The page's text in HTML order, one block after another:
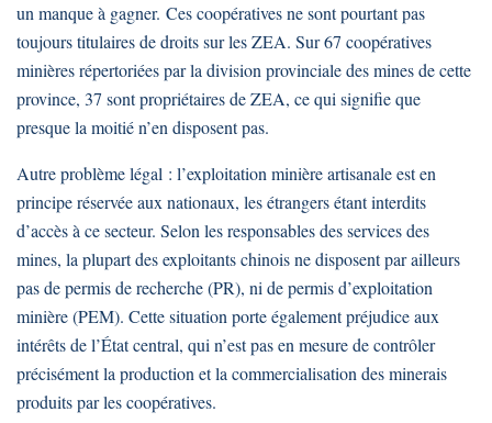
un manque à gagner. Ces coopératives ne sont pourtant pas
toujours titulaires de droits sur les ZEA. Sur 67 coopératives
minières répertoriées par la division provinciale des mines de cette
province, 37 sont propriétaires de ZEA, ce qui signifie que
presque la moitié n’en disposent pas.
Autre problème légal : l’exploitation minière artisanale est en
principe réservée aux nationaux, les étrangers étant interdits
d’accès à ce secteur. Selon les responsables des services des
mines, la plupart des exploitants chinois ne disposent par ailleurs
pas de permis de recherche (PR), ni de permis d’exploitation
minière (PEM). Cette situation porte également préjudice aux
intérêts de l’État central, qui n’est pas en mesure de contrôler
précisément la production et la commercialisation des minerais
produits par les coopératives.